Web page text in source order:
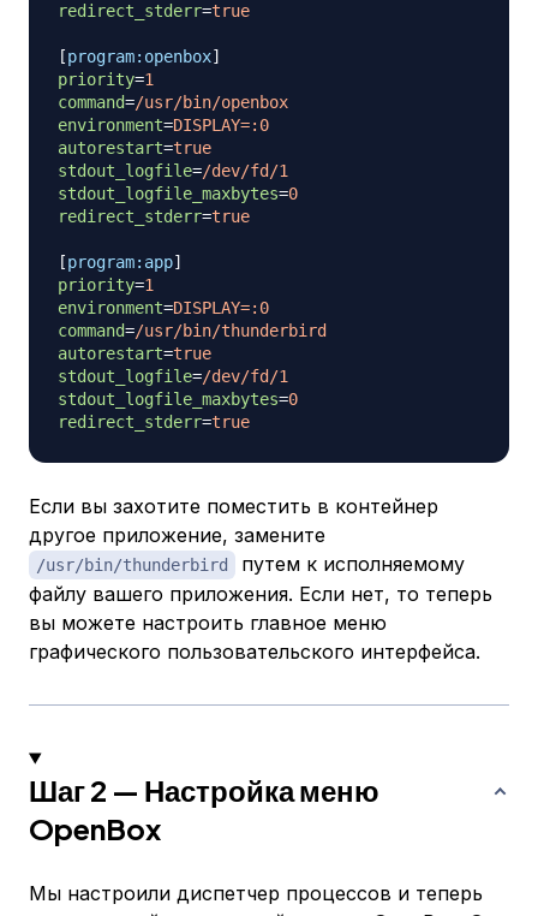
redirect_stderr=true
[program:openbox]
priority=1
command=/usr/bin/openbox
environment=DISPLAY=:0
autorestart=true
stdout_logfile=/dev/fd/1
stdout_logfile_maxbytes=0
redirect_stderr=true
[program:app]
priority=1
environment=DISPLAY=:0
command=/usr/bin/thunderbird
autorestart=true
stdout_logfile=/dev/fd/1
stdout_logfile_maxbytes=0
redirect_stderr=true
Если вы захотите поместить в контейнер
другое приложение, замените
/usr/bin/thunderbird
путем к исполняемому
файлу вашего приложения. Если нет, то теперь
вы можете настроить главное меню
графического пользовательского интерфейса.
Шаг 2 — Настройка меню
OpenBox
Мы настроили диспетчер процессов и теперь